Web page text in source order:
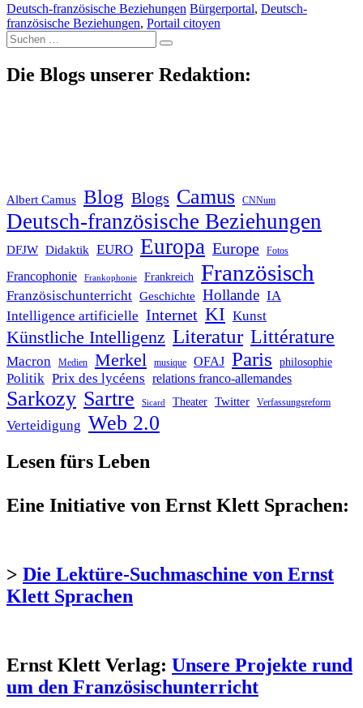
Deutsch-französische Beziehungen Bürgerportal, Deutsch-
französische Beziehungen, Portail citoyen
Suche
nach:
Die Blogs unserer Redaktion:
Albert Camus Blog Blogs Camus CNNum
Deutsch-französische Beziehungen
DFJW Didaktik EURO Europa Europe Fotos
Francophonie Frankophonie Frankreich Französisch
Französischunterricht Geschichte Hollande IA
Intelligence artificielle Internet KI Kunst
Künstliche Intelligenz Literatur Littérature
Macron Medien Merkel musique OFAJ Paris philosophie
Politik Prix des lycéens relations franco-allemandes
Sarkozy Sartre Sicard Theater Twitter Verfassungsreform
Verteidigung Web 2.0
Lesen fürs Leben
Eine Initiative von Ernst Klett Sprachen:
> Die Lektüre-Suchmaschine von Ernst
Klett Sprachen
Ernst Klett Verlag: Unsere Projekte rund
um den Französischunterricht